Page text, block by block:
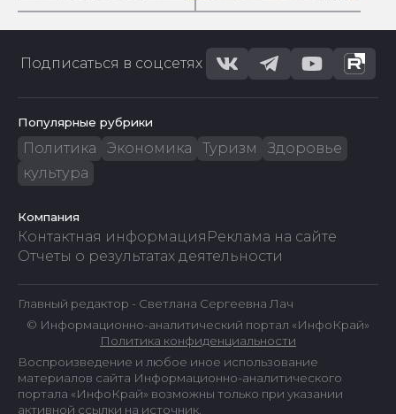
Подписаться в соцсетях
Популярные рубрики
Политика Экономика Туризм
Здоровье
культура
Компания
Контактная информация Реклама на сайте
Отчеты о результатах деятельности
Главный редактор - Светлана Сергеевна Лач
© Информационно-аналитический портал «ИнфоКрай»
Политика конфиденциальности
Воспроизведение и любое иное использование
материалов сайта Информационно-аналитического
портала «ИнфоКрай» возможны только при указании
активной ссылки на источник.